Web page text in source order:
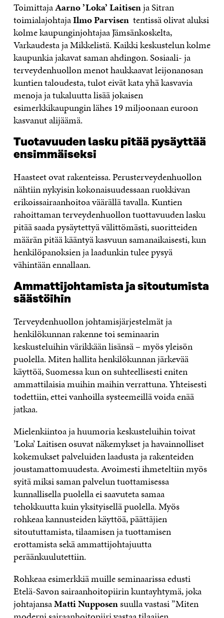
ToimittajaAarno ’Loka’ Laitisenja Sitran
toimialajohtajaIlmo Parvisententissä olivat aluksi
kolme kaupunginjohtajaa Jämsänkoskelta,
Varkaudesta ja Mikkelistä. Kaikki keskustelun kolme
kaupunkia jakavat saman ahdingon. Sosiaali- ja
terveydenhuollon menot haukkaavat leijonanosan
kuntien taloudesta, tulot eivät kata yhä kasvavia
menoja ja tukaluutta lisää jokaisen
esimerkkikaupungin lähes 19 miljoonaan euroon
kasvanut alijäämä.
Tuotavuuden lasku pitää pysäyttää
ensimmäiseksi
Haasteet ovat rakenteissa. Perusterveydenhuollon
nähtiin nykyisin kokonaisuudessaan ruokkivan
erikoissairaanhoitoa väärällä tavalla. Kuntien
rahoittaman terveydenhuollon tuottavuuden lasku
pitää saada pysäytettyä välittömästi, suoritteiden
määrän pitää kääntyä kasvuun samanaikaisesti, kun
henkilöpanoksien ja laadunkin tulee pysyä
vähintään ennallaan.
Ammattijohtamista ja sitoutumista
säästöihin
Terveydenhuollon johtamisjärjestelmät ja
henkilökunnan rakenne toi seminaarin
keskusteluihin värikkään lisänsä – myös yleisön
puolella. Miten hallita henkilökunnan järkevää
käyttöä, Suomessa kun on suhteellisesti eniten
ammattilaisia muihin maihin verrattuna. Yhteisesti
todettiin, ettei vanhoilla systeemeillä voida enää
jatkaa.
Mielenkiintoa ja huumoria keskusteluihin toivat
’Loka’ Laitisen osuvat näkemykset ja havainnolliset
kokemukset palveluiden laadusta ja rakenteiden
joustamattomuudesta. Avoimesti ihmeteltiin myös
syitä miksi saman palvelun tuottamisessa
kunnallisella puolella ei saavuteta samaa
tehokkuutta kuin yksityisellä puolella. Myös
rohkeaa kannusteiden käyttöä, päättäjien
sitoututtamista, tilaamisen ja tuottamisen
erottamista sekä ammattijohtajuutta
peräänkuulutettiin.
Rohkeaa esimerkkiä muille seminaarissa edusti
Etelä-Savon sairaanhoitopiirin kuntayhtymä, joka
johtajansaMatti Nupposensuulla vastasi ”Miten